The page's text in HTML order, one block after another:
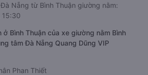
Nẵng từ Bình Thuận giường nằm:
15:30
Bình Thuận của xe giường nằm Bình
tâm Đà Nẵng Quang Dũng VIP
Phan Thiết